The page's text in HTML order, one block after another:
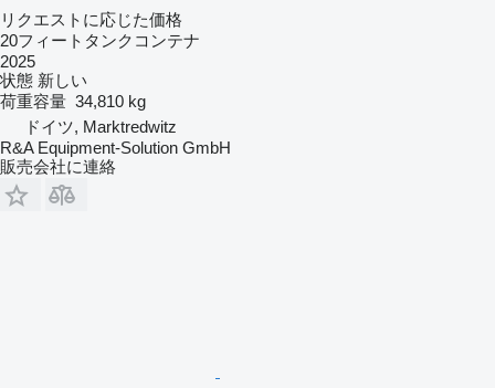
リクエストに応じた価格
20フィートタンクコンテナ
2025
状態 新しい
荷重容量 34,810 kg
ドイツ, Marktredwitz
R&A Equipment-Solution GmbH
販売会社に連絡